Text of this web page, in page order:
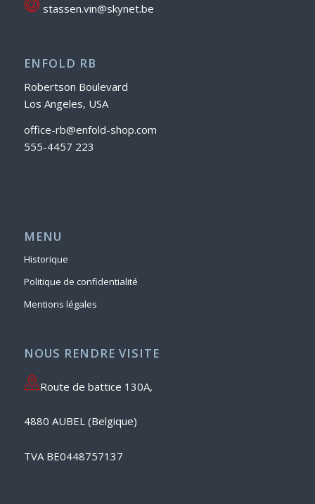
stassen.vin@skynet.be
ENFOLD RB
Robertson Boulevard
Los Angeles, USA
office-rb@enfold-shop.com
555-4457 223
MENU
Historique
Politique de confidentialité
Mentions légales
NOUS RENDRE VISITE
Route de battice 130A,
4880 AUBEL (Belgique)
TVA BE0448757137